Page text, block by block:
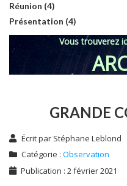
Réunion (4)
Présentation (4)
Vous trouverez
GRANDE
Écrit par Stéphane Leblond
Catégorie : Observation
Publication : 2 février 2021